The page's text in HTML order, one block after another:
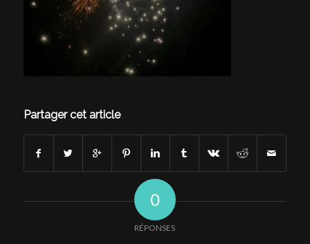
Partager cet article
0
RÉPONSES